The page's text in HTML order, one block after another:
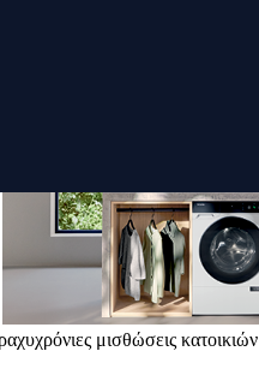
μισθώσεις κατοικιών